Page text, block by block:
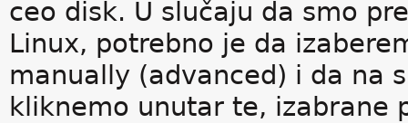
ceo disk. U slučaju da smo
Linux, potrebno je da
manually (advanced) i da na
kliknemo unutar te, izabrane